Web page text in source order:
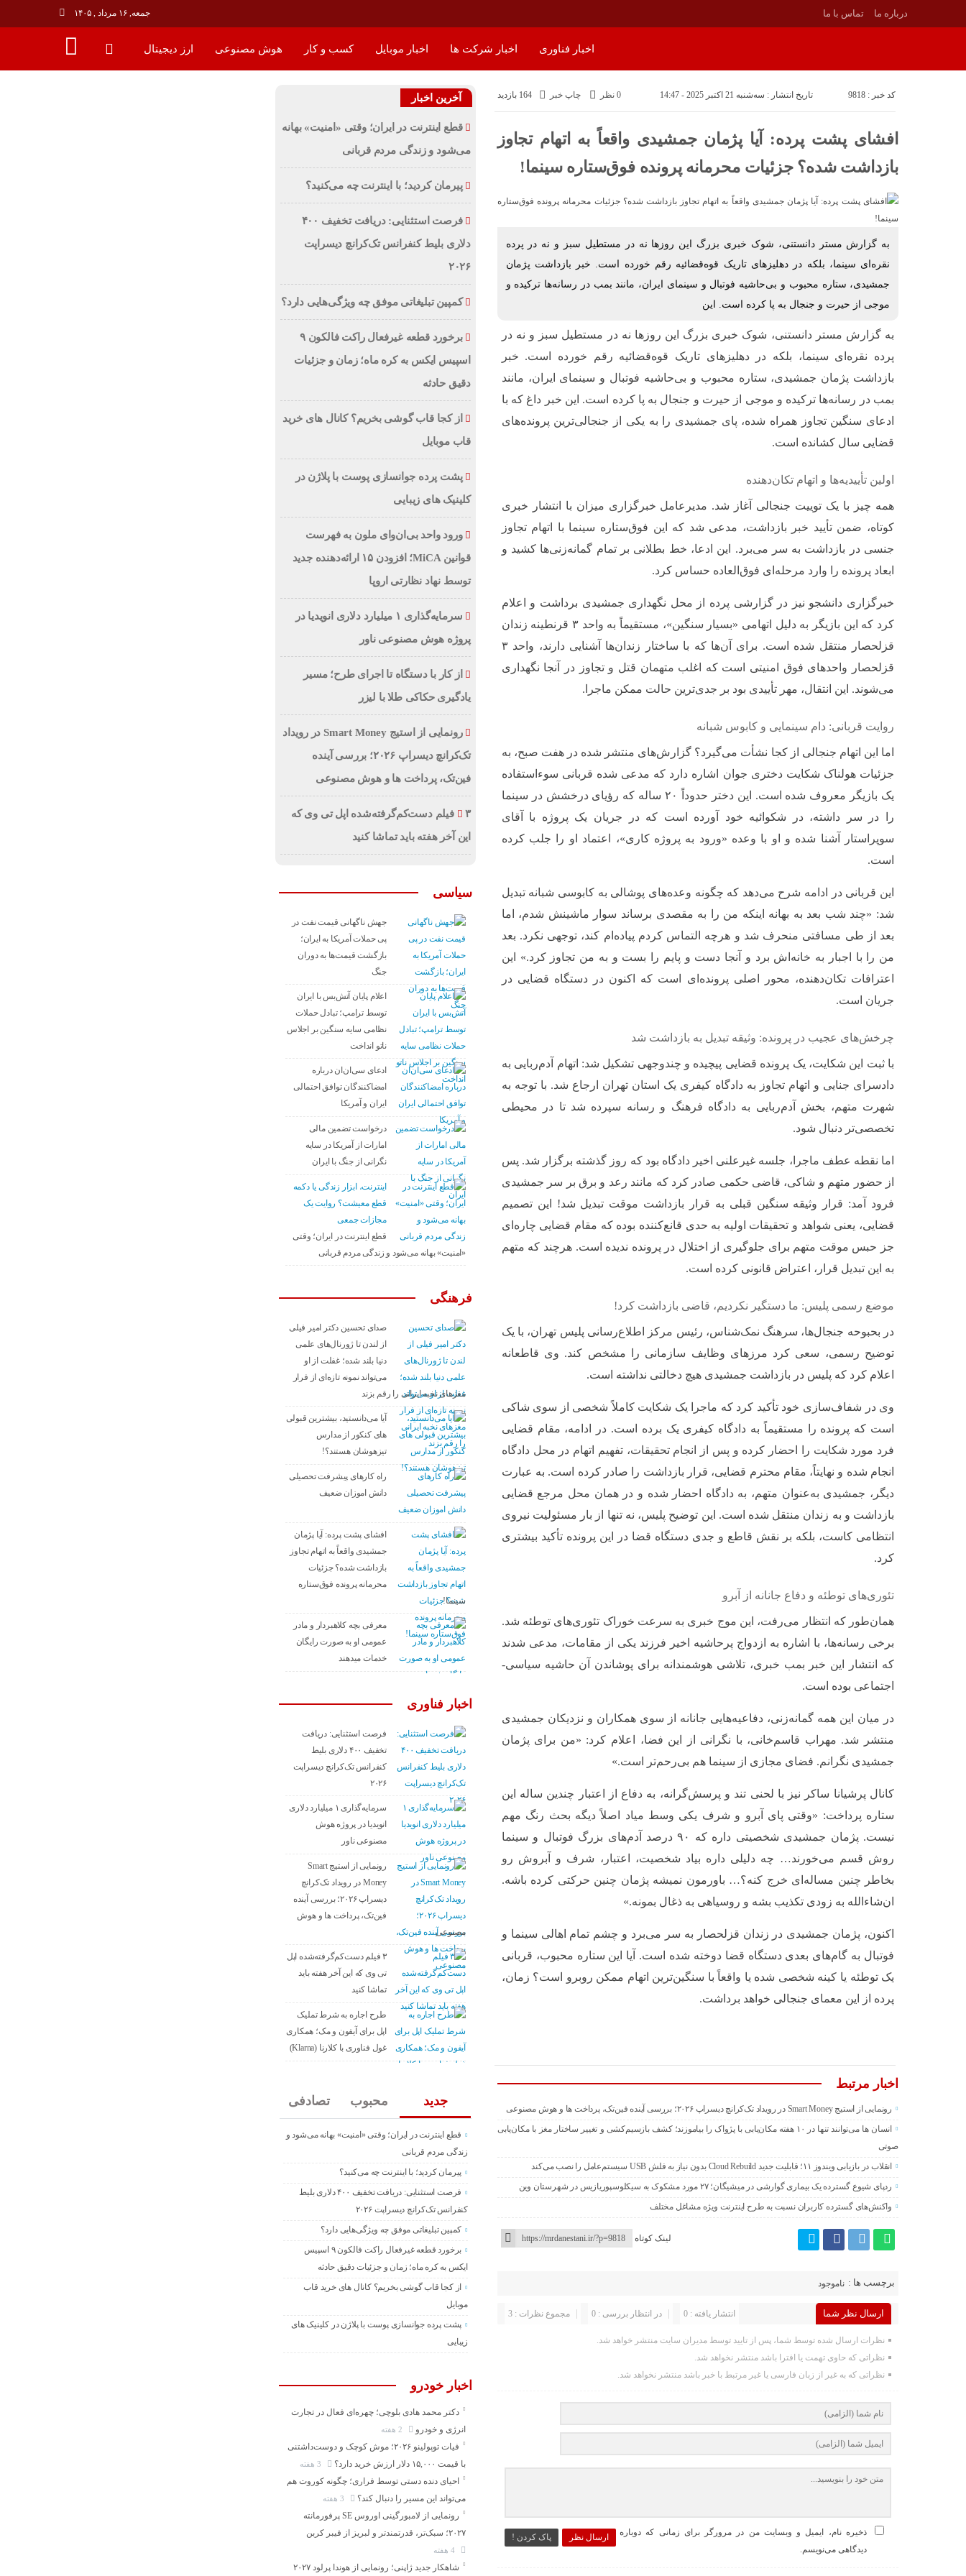
درباره ما تماس با ما جمعه, ۱۶ مرداد , ۱۴۰۵
اخبار فناوری اخبار شرکت ها اخبار موبایل کسب و کار هوش مصنوعی ارز دیجیتال
تاریخ انتشار : سه‌شنبه 21 اکتبر 2025 - 14:47 164 بازدید کد خبر : 9818 چاپ خبر 0 نظر
افشای پشت پرده: آیا پژمان جمشیدی واقعاً به اتهام تجاوز
بازداشت شده؟ جزئیات محرمانه پرونده فوق‌ستاره سینما!
به گزارش مستر دانستنی، شوک خبری بزرگ این روزها نه در مستطیل سبز و نه در پرده
نقره‌ای سینما، بلکه در دهلیزهای تاریک قوه‌قضائیه رقم خورده است. خبر بازداشت پژمان
جمشیدی، ستاره محبوب و بی‌حاشیه فوتبال و سینمای ایران، مانند بمب در رسانه‌ها ترکیده و
موجی از حیرت و جنجال به پا کرده است. این
به گزارش مستر دانستنی، شوک خبری بزرگ این روزها نه در مستطیل سبز و نه در
پرده نقره‌ای سینما، بلکه در دهلیزهای تاریک قوه‌قضائیه رقم خورده است. خبر
بازداشت پژمان جمشیدی، ستاره محبوب و بی‌حاشیه فوتبال و سینمای ایران، مانند
بمب در رسانه‌ها ترکیده و موجی از حیرت و جنجال به پا کرده است. این خبر داغ که با
ادعای سنگین تجاوز همراه شده، پای جمشیدی را به یکی از جنجالی‌ترین پرونده‌های
قضایی سال کشانده است.
اولین تأییدیه‌ها و اتهام تکان‌دهنده
همه چیز با یک توییت جنجالی آغاز شد. مدیرعامل خبرگزاری میزان با انتشار خبری
کوتاه، ضمن تأیید خبر بازداشت، مدعی شد که این فوق‌ستاره سینما با اتهام تجاوز
جنسی در بازداشت به سر می‌برد. این ادعا، خط بطلانی بر تمام گمانه‌زنی‌ها کشید و
ابعاد پرونده را وارد مرحله‌ای فوق‌العاده حساس کرد.
خبرگزاری دانشجو نیز در گزارشی پرده از محل نگهداری جمشیدی برداشت و اعلام
کرد که این بازیگر به دلیل اتهامی «بسیار سنگین»، مستقیماً به واحد ۳ قرنطینه زندان
قزلحصار منتقل شده است. برای آن‌ها که با ساختار زندان‌ها آشنایی دارند، واحد ۳
قزلحصار واحدهای فوق امنیتی است که اغلب متهمان قتل و تجاوز در آنجا نگهداری
می‌شوند. این انتقال، مهر تأییدی بود بر جدی‌ترین حالت ممکن ماجرا.
روایت قربانی: دام سینمایی و کابوس شبانه
اما این اتهام جنجالی از کجا نشأت می‌گیرد؟ گزارش‌های منتشر شده در هفت صبح، به
جزئیات هولناک شکایت دختری جوان اشاره دارد که مدعی شده قربانی سوءاستفاده
یک بازیگر معروف شده است. این دختر حدوداً ۲۰ ساله که رؤیای درخشش در سینما
را در سر داشته، در شکوائیه خود آورده است که در جریان یک پروژه با آقای
سوپراستار آشنا شده و او با وعده «ورود به پروژه کاری»، اعتماد او را جلب کرده
است.
این قربانی در ادامه شرح می‌دهد که چگونه وعده‌های پوشالی به کابوسی شبانه تبدیل
شد: «چند شب بعد به بهانه اینکه من را به مقصدی برساند سوار ماشینش شدم، اما
بعد از طی مسافتی منحرف شد و هرچه التماس کردم پیاده‌ام کند، توجهی نکرد. بعد
من را با اجبار به خانه‌اش برد و آنجا دست و پایم را بست و به من تجاوز کرد.» این
اعترافات تکان‌دهنده، محور اصلی پرونده‌ای است که اکنون در دستگاه قضایی در
جریان است.
چرخش‌های عجیب در پرونده: وثیقه تبدیل به بازداشت شد
با ثبت این شکایت، یک پرونده قضایی پیچیده و چندوجهی تشکیل شد: اتهام آدم‌ربایی به
دادسرای جنایی و اتهام تجاوز به دادگاه کیفری یک استان تهران ارجاع شد. با توجه به
شهرت متهم، بخش آدم‌ربایی به دادگاه فرهنگ و رسانه سپرده شد تا در محیطی
تخصصی‌تر دنبال شود.
اما نقطه عطف ماجرا، جلسه غیرعلنی اخیر دادگاه بود که روز گذشته برگزار شد. پس
از حضور متهم و شاکی، قاضی حکمی صادر کرد که مانند رعد و برق بر سر جمشیدی
فرود آمد: قرار وثیقه سنگین قبلی به قرار بازداشت موقت تبدیل شد! این تصمیم
قضایی، یعنی شواهد و تحقیقات اولیه به حدی قانع‌کننده بوده که مقام قضایی چاره‌ای
جز حبس موقت متهم برای جلوگیری از اختلال در پرونده ندیده است. هرچند که متهم
به این تبدیل قرار، اعتراض قانونی کرده است.
موضع رسمی پلیس: ما دستگیر نکردیم، قاضی بازداشت کرد!
در بحبوحه جنجال‌ها، سرهنگ نمک‌شناس، رئیس مرکز اطلاع‌رسانی پلیس تهران، با یک
توضیح رسمی، سعی کرد مرزهای وظایف سازمانی را مشخص کند. وی قاطعانه
اعلام کرد که پلیس در بازداشت جمشیدی هیچ دخالتی نداشته است.
وی در شفاف‌سازی خود تأکید کرد که ماجرا یک شکایت کاملاً شخصی از سوی شاکی
است که پرونده را مستقیماً به دادگاه کیفری یک برده است. در ادامه، مقام قضایی
فرد مورد شکایت را احضار کرده و پس از انجام تحقیقات، تفهیم اتهام در محل دادگاه
انجام شده و نهایتاً، مقام محترم قضایی، قرار بازداشت را صادر کرده است. به عبارت
دیگر، جمشیدی به‌عنوان متهم، به دادگاه احضار شده و در همان محل مرجع قضایی
بازداشت و به زندان منتقل شده است. این توضیح پلیس، نه تنها از بار مسئولیت نیروی
انتظامی کاست، بلکه بر نقش قاطع و جدی دستگاه قضا در این پرونده تأکید بیشتری
کرد.
تئوری‌های توطئه و دفاع جانانه از آبرو
همان‌طور که انتظار می‌رفت، این موج خبری به سرعت خوراک تئوری‌های توطئه شد.
برخی رسانه‌ها، با اشاره به ازدواج پرحاشیه اخیر فرزند یکی از مقامات، مدعی شدند
که انتشار این خبر بمب خبری، تلاشی هوشمندانه برای پوشاندن آن حاشیه سیاسی-
اجتماعی بوده است.
در میان این همه گمانه‌زنی، دفاعیه‌هایی جانانه از سوی همکاران و نزدیکان جمشیدی
منتشر شد. مهراب قاسم‌خانی، با نگرانی از این فضا، اعلام کرد: «من برای پژمان
جمشیدی نگرانم. فضای مجازی از سینما هم بی‌رحم‌تر است.»
کانال پرشیانا ساکر نیز با لحنی تند و پرسش‌گرانه، به دفاع از اعتبار چندین ساله این
ستاره پرداخت: «وقتی پای آبرو و شرف یکی وسط میاد اصلاً دیگه بحث رنگ مهم
نیست. پژمان جمشیدی شخصیتی داره که ۹۰ درصد آدم‌های بزرگ فوتبال و سینما
روش قسم می‌خورند… چه دلیلی داره بیاد شخصیت، اعتبار، شرف و آبروش رو
بخاطر چنین مساله‌ای خرج کنه؟… باورمون نمیشه پژمان چنین حرکتی کرده باشه.
ان‌شاءالله به زودی تکذیب بشه و روسیاهی به ذغال بمونه.»
اکنون، پژمان جمشیدی در زندان قزلحصار به سر می‌برد و چشم تمام اهالی سینما و
فوتبال به گام‌های بعدی دستگاه قضا دوخته شده است. آیا این ستاره محبوب، قربانی
یک توطئه یا کینه شخصی شده یا واقعاً با سنگین‌ترین اتهام ممکن روبرو است؟ زمان،
پرده از این معمای جنجالی خواهد برداشت.
اخبار مرتبط
رونمایی از استیج Smart Money در رویداد تک‌کرانچ دیسراپ ۲۰۲۶؛ بررسی آینده فین‌تک، پرداخت‌ ها و هوش مصنوعی
انسان‌ ها می‌توانند تنها در ۱۰ هفته مکان‌یابی با پژواک را بیاموزند؛ کشف بازسیم‌کشی و تغییر ساختار مغز با مکان‌یابی
صوتی
انقلاب در بازیابی ویندوز ۱۱؛ قابلیت جدید Cloud Rebuild بدون نیاز به فلش USB سیستم‌عامل را نصب می‌کند
ردپای شیوع گسترده یک بیماری گوارشی در میشیگان؛ ۲۷ مورد مشکوک به سیکلوسپوریازیس در شهرستان وین
واکنش‌های گسترده کاربران نسبت به طرح اینترنت ویژه مشاغل مختلف
لینک کوتاه
برچسب ها : ناموجود
ارسال نظر شما مجموع نظرات : 3 در انتظار بررسی : 0 انتشار یافته : 0
نظرات ارسال شده توسط شما، پس از تایید توسط مدیران سایت منتشر خواهد شد.
نظراتی که حاوی تهمت یا افترا باشد منتشر نخواهد شد.
نظراتی که به غیر از زبان فارسی یا غیر مرتبط با خبر باشد منتشر نخواهد شد.
ارسال نظر پاک کردن !
ذخیره نام، ایمیل و وبسایت من در مرورگر برای زمانی که دوباره
دیدگاهی می‌نویسم.
آخرین اخبار
قطع اینترنت در ایران؛ وقتی «امنیت» بهانه
می‌شود و زندگی مردم قربانی
پیرمان کردید؛ با اینترنت چه می‌کنید؟
فرصت استثنایی: دریافت تخفیف ۴۰۰
دلاری بلیط کنفرانس تک‌کرانچ دیسراپت
۲۰۲۶
کمپین تبلیغاتی موفق چه ویژگی‌هایی دارد؟
برخورد قطعه غیرفعال راکت فالکون ۹
اسپیس ایکس به کره ماه؛ زمان و جزئیات
دقیق حادثه
از کجا قاب گوشی بخریم؟ کانال های خرید
قاب موبایل
پشت پرده جوانسازی پوست با پلاژن در
کلینیک های زیبایی
ورود واحد بی‌ان‌وای ملون به فهرست
قوانین MiCA؛ افزودن ۱۵ ارائه‌دهنده جدید
توسط نهاد نظارتی اروپا
سرمایه‌گذاری ۱ میلیارد دلاری انویدیا در
پروژه هوش مصنوعی ناور
از کار با دستگاه تا اجرای طرح؛ مسیر
یادگیری حکاکی طلا با لیزر
رونمایی از استیج Smart Money در رویداد
تک‌کرانچ دیسراپ ۲۰۲۶؛ بررسی آینده
فین‌تک، پرداخت‌ ها و هوش مصنوعی
۳ فیلم دست‌کم‌گرفته‌شده اپل تی وی که
این آخر هفته باید تماشا کنید
سیاسی
جهش ناگهانی قیمت نفت در
پی حملات آمریکا به ایران؛
بازگشت قیمت‌ها به دوران
جنگ
اعلام پایان آتش‌بس با ایران
توسط ترامپ؛ تبادل حملات
نظامی سایه سنگین بر اجلاس
ناتو انداخت
ادعای سی‌ان‌ان درباره
امضاکنندگان توافق احتمالی
ایران و آمریکا
درخواست تضمین مالی
امارات از آمریکا در سایه
نگرانی از جنگ با ایران
اینترنت، ابزار زندگی یا دکمه
قطع معیشت؟ روایت یک
مجازات جمعی
قطع اینترنت در ایران؛ وقتی
«امنیت» بهانه می‌شود و زندگی مردم قربانی
فرهنگی
صدای تحسین دکتر امیر فیلی
از لندن تا ژورنال‌های علمی
دنیا بلند شده؛ غفلت از او
می‌تواند نمونه تازه‌ای از فرار
مغزهای نخبه ایرانی را رقم بزند
آیا می‌دانستید، بیشترین قبولی
های کنکور از مدارس
تیزهوشان هستند؟!
راه کارهای پیشرفت تحصیلی
دانش اموزان ضعیف
افشای پشت پرده: آیا پژمان
جمشیدی واقعاً به اتهام تجاوز
بازداشت شده؟ جزئیات
محرمانه پرونده فوق‌ستاره
سینما!
معرفی بچه کلاهبردار و مادر
عمومی او به صورت رایگان
خدمات میدهند
اخبار فناوری
فرصت استثنایی: دریافت
تخفیف ۴۰۰ دلاری بلیط
کنفرانس تک‌کرانچ دیسراپت
۲۰۲۶
سرمایه‌گذاری ۱ میلیارد دلاری
انویدیا در پروژه هوش
مصنوعی ناور
رونمایی از استیج Smart
Money در رویداد تک‌کرانچ
دیسراپ ۲۰۲۶؛ بررسی آینده
فین‌تک، پرداخت‌ ها و هوش
مصنوعی
۳ فیلم دست‌کم‌گرفته‌شده اپل
تی وی که این آخر هفته باید
تماشا کنید
طرح اجاره به شرط تملیک
اپل برای آیفون و مک؛ همکاری
غول فناوری با کلارنا (Klarna)
جدید محبوب تصادفی
قطع اینترنت در ایران؛ وقتی «امنیت» بهانه می‌شود و
زندگی مردم قربانی
پیرمان کردید؛ با اینترنت چه می‌کنید؟
فرصت استثنایی: دریافت تخفیف ۴۰۰ دلاری بلیط
کنفرانس تک‌کرانچ دیسراپت ۲۰۲۶
کمپین تبلیغاتی موفق چه ویژگی‌هایی دارد؟
برخورد قطعه غیرفعال راکت فالکون ۹ اسپیس
ایکس به کره ماه؛ زمان و جزئیات دقیق حادثه
از کجا قاب گوشی بخریم؟ کانال های خرید قاب
موبایل
پشت پرده جوانسازی پوست با پلاژن در کلینیک های
زیبایی
اخبار خودرو
دکتر محمد هادی بلوچی؛ چهره‌ای فعال در تجارت
انرژی و خودرو
فیات توپولینو ۲۰۲۶؛ موش کوچک و دوست‌داشتنی
با قیمت ۱۵,۰۰۰ دلار ارزش خرید دارد؟
احیای دنده دستی توسط فراری؛ چگونه کوروت هم
می‌تواند این مسیر را دنبال کند؟
رونمایی از لامبورگینی اوروس SE پرفورمانته
۲۰۲۷؛ سبک‌تر، قدرتمندتر و لبریز از فیبر کربن
شاهکار جدید ژاپنی؛ رونمایی از هوندا پرلود ۲۰۲۷